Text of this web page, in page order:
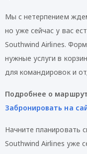
Мы с нетерпением
но уже сейчас у вас
Southwind Airlines.
нужные услуги в
для командировок и
Подробнее о
Забронировать на
Начните планировать
Southwind Airlines уже